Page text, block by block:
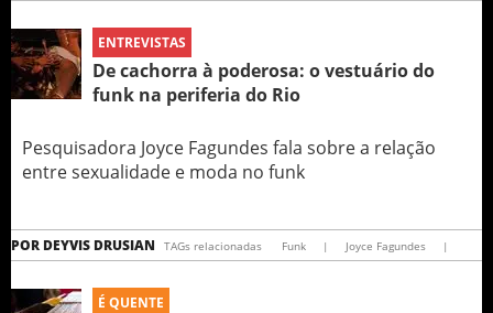
ENTREVISTAS
De cachorra à poderosa: o vestuário do
funk na periferia do Rio
Pesquisadora Joyce Fagundes fala sobre a relação
entre sexualidade e moda no funk
POR DEYVIS DRUSIAN TAGs relacionadas Funk | Joyce Fagundes |
É QUENTE